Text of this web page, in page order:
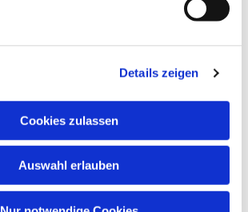
Details zeigen
Cookies zulassen
Auswahl erlauben